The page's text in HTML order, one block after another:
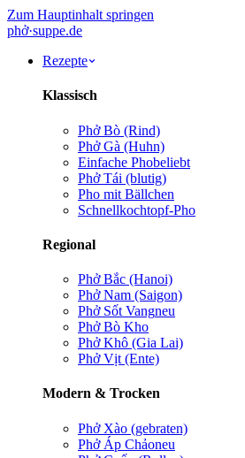
Zum Hauptinhalt springen
phở·suppe.de
Rezepte
Klassisch
Phở Bò (Rind)
Phở Gà (Huhn)
Einfache Phobeliebt
Phở Tái (blutig)
Pho mit Bällchen
Schnellkochtopf-Pho
Regional
Phở Bắc (Hanoi)
Phở Nam (Saigon)
Phở Sốt Vangneu
Phở Bò Kho
Phở Khô (Gia Lai)
Phở Vịt (Ente)
Modern & Trocken
Phở Xào (gebraten)
Phở Áp Chảoneu